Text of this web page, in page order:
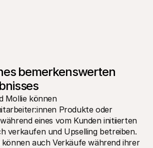
bemerkenswerten
Mollie können
Produkte oder
eines vom Kunden initiierten
verkaufen und Upselling betreiben.
auch Verkäufe während ihrer